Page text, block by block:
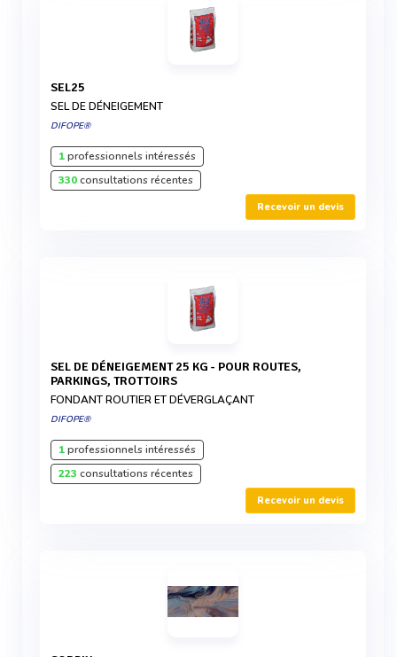
SEL25
SEL DE DÉNEIGEMENT
DIFOPE®
1professionnels intéressés
330consultations récentes
Recevoir un devis
SEL DE DÉNEIGEMENT 25 KG - POUR ROUTES,
PARKINGS, TROTTOIRS
FONDANT ROUTIER ET DÉVERGLAÇANT
DIFOPE®
1professionnels intéressés
223 consultations récentes
Recevoir un devis